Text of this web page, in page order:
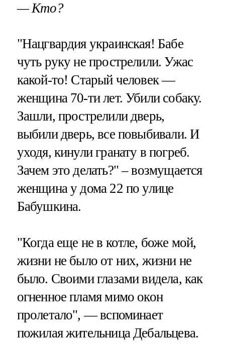
— Кто?
"Нацгвардия украинская! Бабе
чуть руку не прострелили. Ужас
какой-то! Старый человек —
женщина 70-ти лет. Убили собаку.
Зашли, прострелили дверь,
выбили дверь, все повыбивали. И
уходя, кинули гранату в погреб.
Зачем это делать?" – возмущается
женщина у дома 22 по улице
Бабушкина.
"Когда еще не в котле, боже мой,
жизни не было от них, жизни не
было. Своими глазами видела, как
огненное пламя мимо окон
пролетало", — вспоминает
пожилая жительница Дебальцева.